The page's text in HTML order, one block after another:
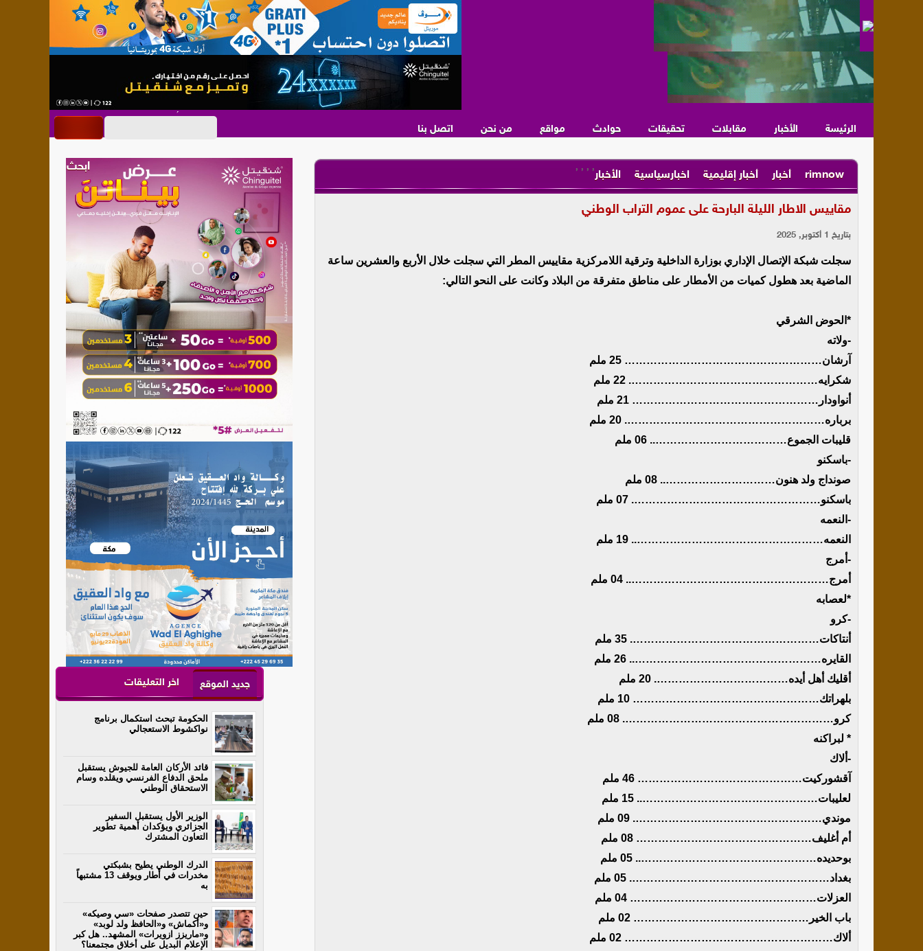
الرئيسة الأخبار مقابلات تحقيقات حوادث مواقع من نحن اتصل بنا
rimnow
,
أخبار
,
أخبار إقليمية
,
اخبارسياسية
,
الأخبار
مقاييس الاطار الليلة البارحة على عموم التراب الوطني
بتاريخ 1 أكتوبر, 2025
سجلت شبكة الإتصال الإداري بوزارة الداخلية وترقية اللامركزية مقاييس المطر التي سجلت خلال الأربع والعشرين ساعة
الماضية بعد هطول كميات من الأمطار على مناطق متفرقة من البلاد وكانت على النحو التالي:
*الحوض الشرقي
-ولاته
آرشان……………………………………………… 25 ملم
شكرايه……………………………………………. 22 ملم
أنواودار…………………………………………… 21 ملم
برباره………………………………………………. 20 ملم
قليبات الجموع……………………………….. 06 ملم
-باسكنو
صونداج ولد هنون………………………….. 08 ملم
باسكنو……………………………………………. 07 ملم
-النعمه
النعمه…………………………………………….. 19 ملم
-أمرج
أمرج……………………………………………….. 04 ملم
*لعصابه
-كرو
أنتاكات……………………………………………. 35 ملم
القايره…………………………………………….. 26 ملم
أقليك أهل أيده………………………………. 20 ملم
بلهراتك…………………………………………… 10 ملم
كرو…………………………………………………. 08 ملم
* لبراكنه
-ألاك
آقشوركيت……………………………………… 46 ملم
لعليبات………………………………………….. 15 ملم
موندي……………………………………………. 09 ملم
أم أغليف………………………………………… 08 ملم
بوحديده………………………………………….. 05 ملم
بغداد………………………………………………. 05 ملم
العزلات…………………………………………… 04 ملم
باب الخير………………………………………… 02 ملم
ألاك………………………………………………… 02 ملم
جديد الموقع اخر التعليقات
الحكومة تبحث استكمال برنامج
نواكشوط الاستعجالي
قائد الأركان العامة للجيوش يستقبل
ملحق الدفاع الفرنسي ويقلده وسام
الاستحقاق الوطني
الوزير الأول يستقبل السفير
الجزائري ويؤكدان أهمية تطوير
التعاون المشترك
الدرك الوطني يطيح بشبكتي
مخدرات في أطار ويوقف 13 مشتبهاً
به
حين تتصدر صفحات «سي وصيكه»
و«أكماش» و«الحافظ ولد لوبد»
و«ماريزز ازويرات» المشهد.. هل كبر
الإعلام البديل على أخلاق مجتمعنا؟